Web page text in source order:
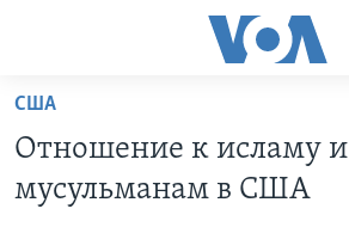
Перейти
основной
контент
Перейти
ПРОЕКТЫ
США
Отношение к исламу и
мусульманам в США